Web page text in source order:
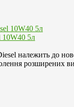
10W40 5л
належить до
розширених